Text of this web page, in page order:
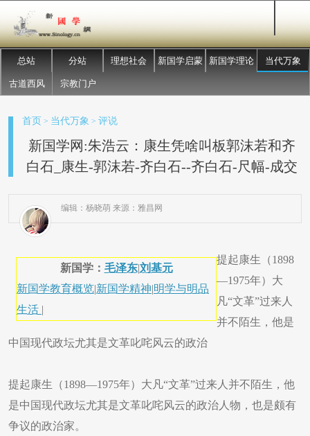
总站 分站 理想社会 新国学启蒙 新国学理论 当代万象
古道西风 宗教门户
首页 > 当代万象 > 评说
新国学网:朱浩云：康生凭啥叫板郭沫若和齐
白石_康生-郭沫若-齐白石--齐白石-尺幅-成交
编辑：杨晓萌 来源：雅昌网
新国学： 毛泽东|刘基元
新国学教育概览|新国学精神|明学与明品
生活 |
提起康生（1898
—1975年）大
凡“文革”过来人
并不陌生，他是
中国现代政坛尤其是文革叱咤风云的政治
提起康生（1898—1975年）大凡“文革”过来人并不陌生，他
是中国现代政坛尤其是文革叱咤风云的政治人物，也是颇有
争议的政治家。